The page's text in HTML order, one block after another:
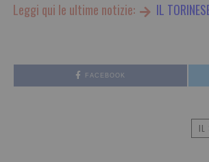
Leggi qui le ultime notizie: IL
FACEBOOK
IL